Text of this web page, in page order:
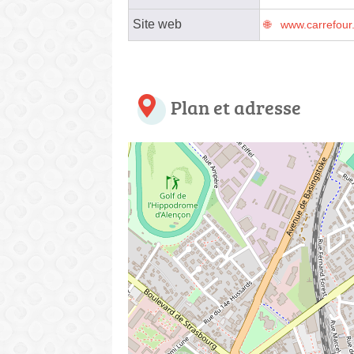
Site web
Plan et adresse